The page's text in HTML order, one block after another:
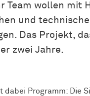
Team wollen mit
und
Das Projekt,
zwei Jahre.
dabei Programm: Die